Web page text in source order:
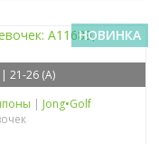
НОВИНКА
| 21-26 (A)
| Jong•Golf